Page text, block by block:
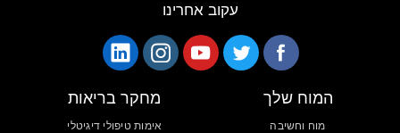
עקוב אחרינו
המוח שלך
מוח וחשיבה
מחקר בריאות
אימות טיפולי דיגיטלי